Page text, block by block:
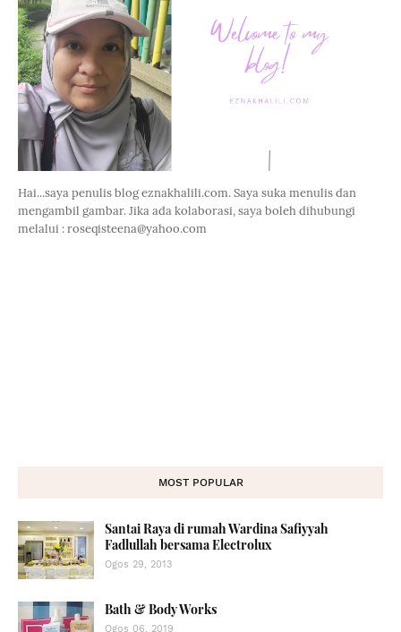
Hai...saya penulis blog eznakhalili.com. Saya suka menulis dan
mengambil gambar. Jika ada kolaborasi, saya boleh dihubungi
melalui : roseqisteena@yahoo.com
MOST POPULAR
Santai Raya di rumah Wardina Safiyyah
Fadlullah bersama Electrolux
Ogos 29, 2013
Bath & Body Works
Ogos 06, 2019